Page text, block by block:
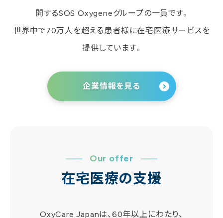
開するSOS Oxygeneグループの一員です。
世界中で70万人を超える患者様に在宅医療サービスを
提供しています。
企業情報を見る
Our offer
在宅医療の支援
OxyCare Japanは、60年以上にわたり、